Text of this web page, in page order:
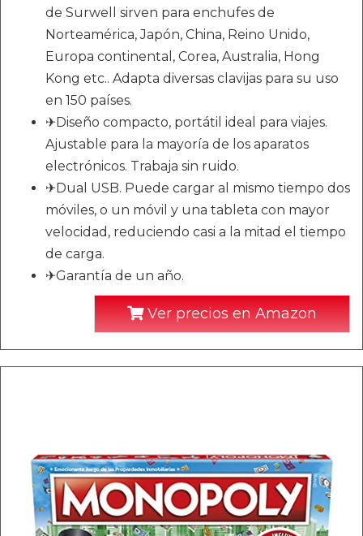
de Surwell sirven para enchufes de
Norteamérica, Japón, China, Reino Unido,
Europa continental, Corea, Australia, Hong
Kong etc.. Adapta diversas clavijas para su uso
en 150 países.
✈Diseño compacto, portátil ideal para viajes.
Ajustable para la mayoría de los aparatos
electrónicos. Trabaja sin ruido.
✈Dual USB. Puede cargar al mismo tiempo dos
móviles, o un móvil y una tableta con mayor
velocidad, reduciendo casi a la mitad el tiempo
de carga.
✈Garantía de un año.
Ver precios en Amazon